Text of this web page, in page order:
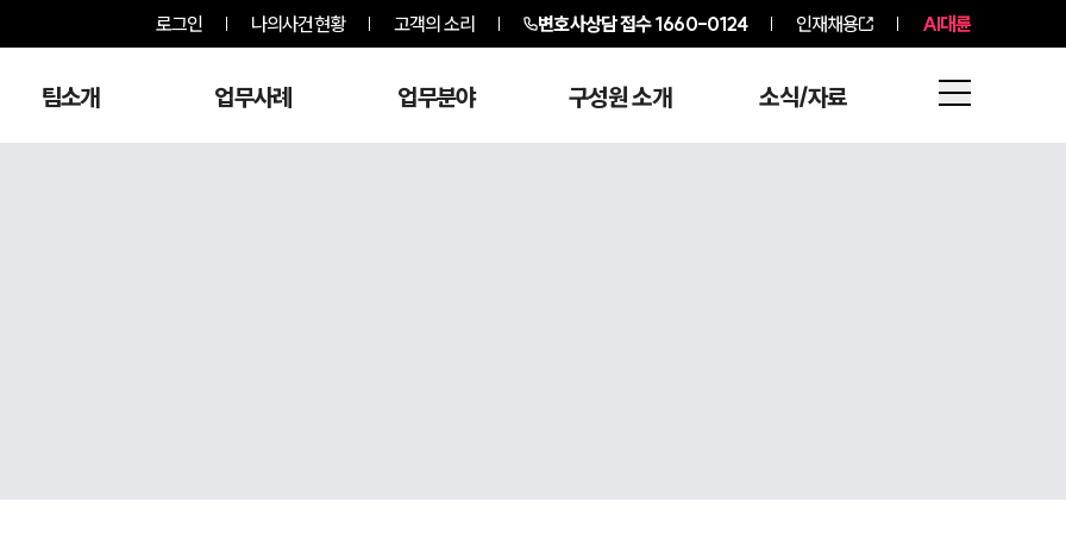
로그인 나의사건현황 고객의 소리 변호사상담 접수1660-0124 인재채용 AI대륜
팀소개 업무사례 업무분야 구성원 소개 소식/자료